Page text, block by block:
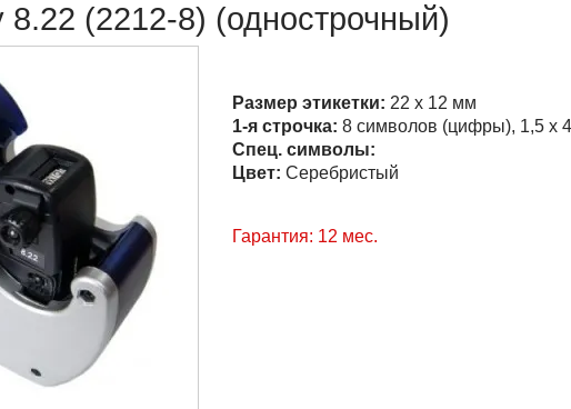
8.22 (2212-8) (однострочный)
Размер этикетки: 22 x 12 мм
1-я строчка: 8 символов (цифры), 1,5 х
Спец. символы:
Цвет: Серебристый
Гарантия: 12 мес.